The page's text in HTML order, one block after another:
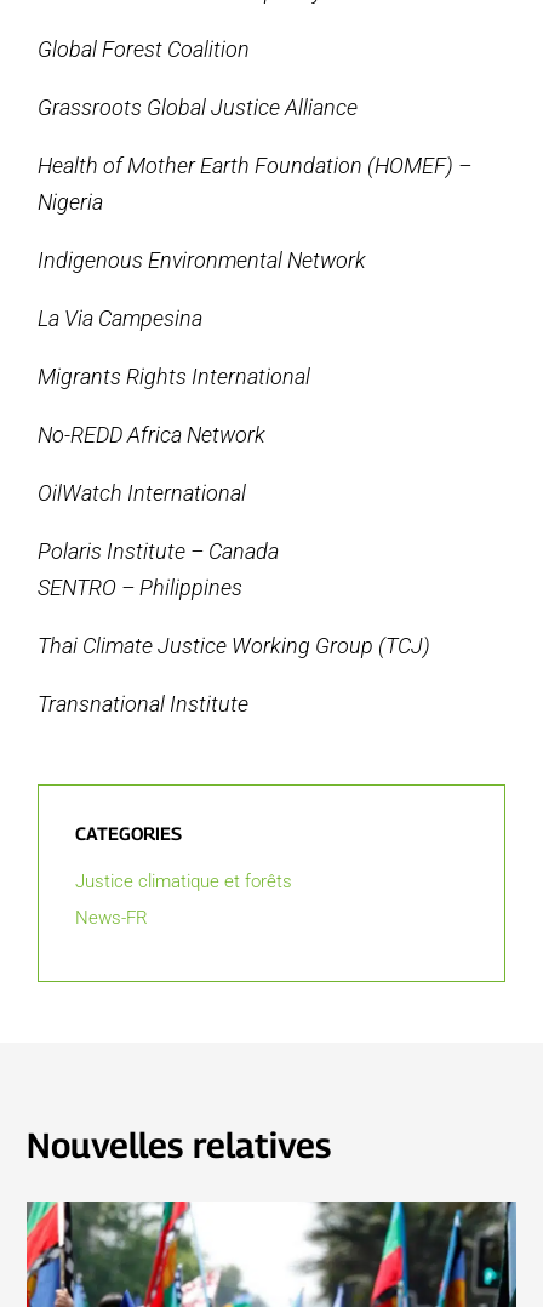
Global Forest Coalition
Grassroots Global Justice Alliance
Health of Mother Earth Foundation (HOMEF) –
Nigeria
Indigenous Environmental Network
La Via Campesina
Migrants Rights International
No-REDD Africa Network
OilWatch International
Polaris Institute – Canada
SENTRO – Philippines
Thai Climate Justice Working Group (TCJ)
Transnational Institute
CATEGORIES
Justice climatique et forêts
News-FR
Nouvelles relatives